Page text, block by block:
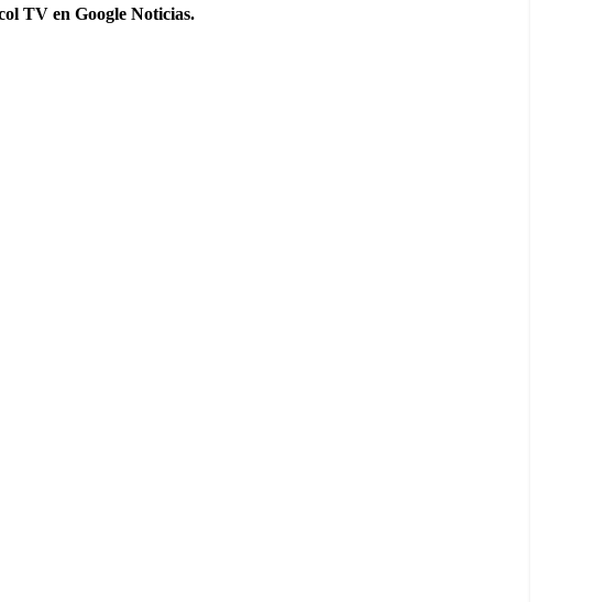
TV en Google Noticias.